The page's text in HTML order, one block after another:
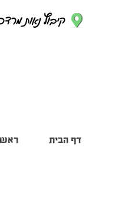
דף הבית ראש